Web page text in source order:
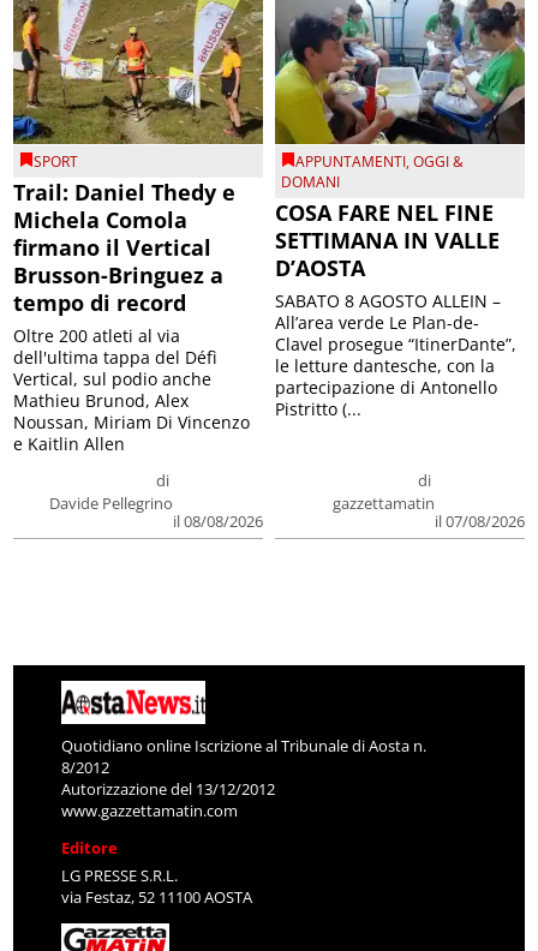
SPORT
Trail: Daniel Thedy e
Michela Comola
firmano il Vertical
Brusson-Bringuez a
tempo di record
di
Davide Pellegrino
il 08/08/2026
Oltre 200 atleti al via
dell'ultima tappa del Défì
Vertical, sul podio anche
Mathieu Brunod, Alex
Noussan, Miriam Di Vincenzo
e Kaitlin Allen
APPUNTAMENTI,OGGI &
DOMANI
COSA FARE NEL FINE
SETTIMANA IN VALLE
D’AOSTA
di
gazzettamatin
il 07/08/2026
SABATO 8 AGOSTO ALLEIN –
All’area verde Le Plan-de-
Clavel prosegue “ItinerDante”,
le letture dantesche, con la
partecipazione di Antonello
Pistritto (...
Quotidiano online Iscrizione al Tribunale di Aosta n.
8/2012
Autorizzazione del 13/12/2012
www.gazzettamatin.com
Editore
LG PRESSE S.R.L.
via Festaz, 52 11100 AOSTA